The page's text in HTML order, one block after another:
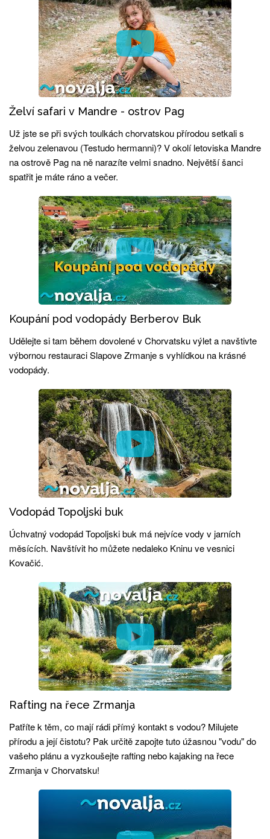
Želví safari v Mandre - ostrov Pag
Už jste se při svých toulkách chorvatskou přírodou setkali s
želvou zelenavou (Testudo hermanni)? V okolí letoviska Mandre
na ostrově Pag na ně narazíte velmi snadno. Největší šanci
spatřit je máte ráno a večer.
Koupání pod vodopády Berberov Buk
Udělejte si tam během dovolené v Chorvatsku výlet a navštivte
výbornou restauraci Slapove Zrmanje s vyhlídkou na krásné
vodopády.
Vodopád Topoljski buk
Úchvatný vodopád Topoljski buk má nejvíce vody v jarních
měsících. Navštívit ho můžete nedaleko Kninu ve vesnici
Kovačić.
Rafting na řece Zrmanja
Patříte k těm, co mají rádi přímý kontakt s vodou? Milujete
přírodu a její čistotu? Pak určitě zapojte tuto úžasnou "vodu" do
vašeho plánu a vyzkoušejte rafting nebo kajaking na řece
Zrmanja v Chorvatsku!